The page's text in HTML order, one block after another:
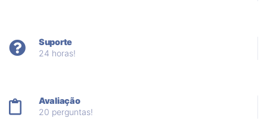
Suporte
24 horas!
Avaliação
20 perguntas!